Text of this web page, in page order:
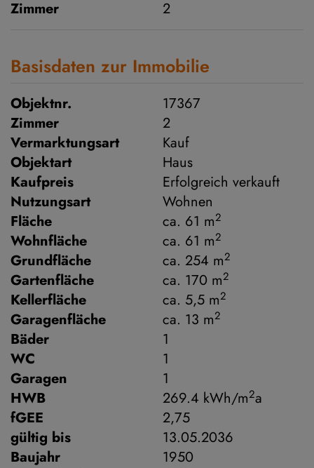
Zimmer 2
Basisdaten zur Immobilie
Objektnr.
17367
Zimmer
2
Vermarktungsart
Kauf
Objektart
Haus
Kaufpreis
Erfolgreich verkauft
Nutzungsart
Wohnen
Fläche
ca. 61 m2
Wohnfläche ca. 61 m2
Grundfläche ca. 254 m2
Gartenfläche ca. 170 m2
Kellerfläche ca. 5,5 m2
Garagenfläche ca. 13 m2
Bäder
1
WC
1
Garagen
1
HWB
269.4 kWh/m2a
fGEE
2,75
gültig bis
13.05.2036
Baujahr
1950